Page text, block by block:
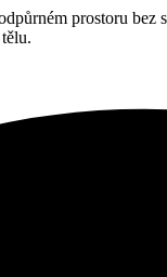
prostoru